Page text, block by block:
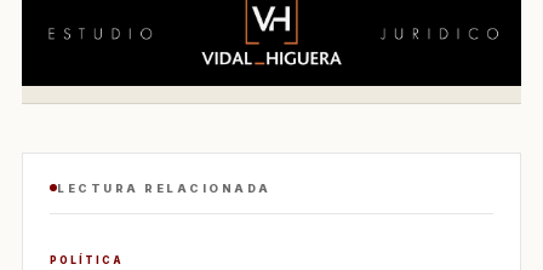
LECTURA RELACIONADA
POLÍTICA